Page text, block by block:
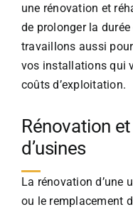
une rénovation et
de prolonger la durée
travaillons aussi
vos installations qui
coûts d’exploitation.
Rénovation
d’usines
La rénovation d’une
ou le remplacement